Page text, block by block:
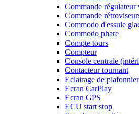
Commande régulateur
Commande
Commodo d'essuie
Commodo phare
Compte tours
Compteur
Console centrale
Contacteur tournant
Eclairage de plafonnier
Ecran CarPlay
Ecran GPS
ECU start stop